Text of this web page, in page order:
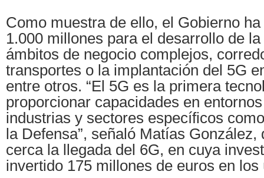
Como muestra de ello, el Gobierno
1.000 millones para el desarrollo de
ámbitos de negocio complejos,
transportes o la implantación del 5G
entre otros. “El 5G es la primera
proporcionar capacidades en
industrias y sectores específicos
la Defensa”, señaló Matías González,
cerca la llegada del 6G, en cuya
invertido 175 millones de euros en